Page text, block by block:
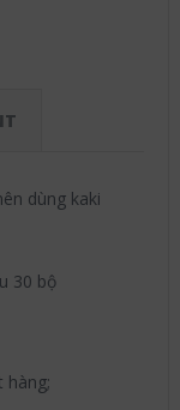
dùng kaki
30 bộ
hàng;